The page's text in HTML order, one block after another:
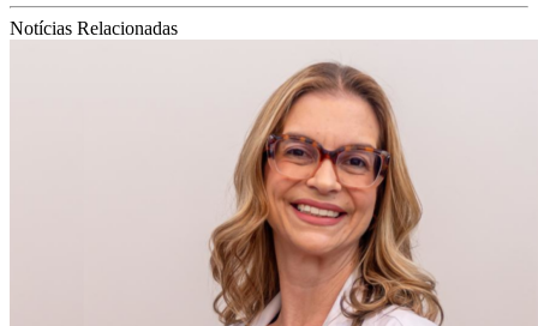
Notícias Relacionadas